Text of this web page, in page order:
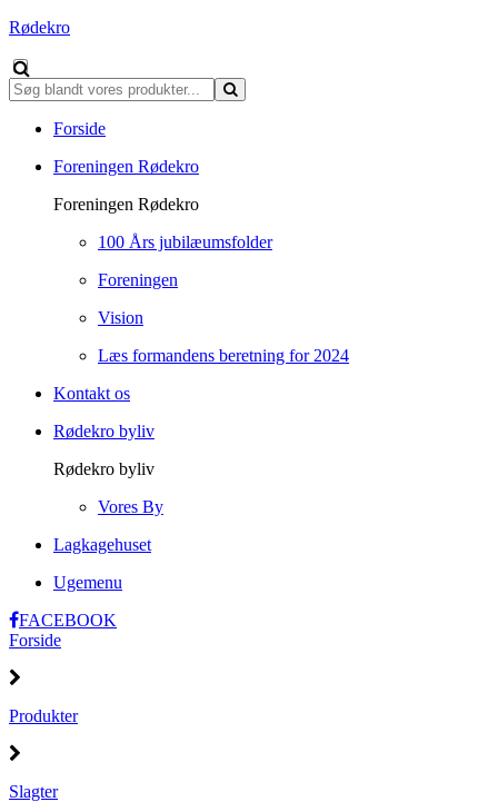
Rødekro
Forside
Foreningen Rødekro
Foreningen Rødekro
100 Års jubilæumsfolder
Foreningen
Vision
Læs formandens beretning for 2024
Kontakt os
Rødekro byliv
Rødekro byliv
Vores By
Lagkagehuset
Ugemenu
FACEBOOK
Forside
Produkter
Slagter